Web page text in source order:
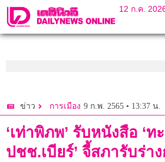
12 ก.ค.
ข่าว การเมือง 9 ก.พ. 2565 • 13:37 น.
‘เท่าพิภพ’ รับหนังสือ ‘ท
ปชช.เบียร์’ จี้สภารับร่า